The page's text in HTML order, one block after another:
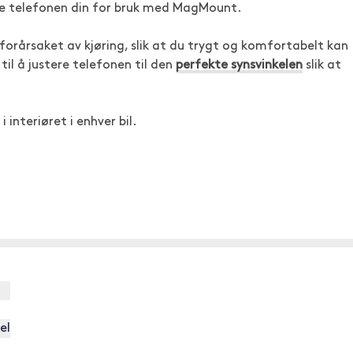
telefonen din for bruk med MagMount.
av kjøring, slik at du trygt og komfortabelt kan
til å justere telefonen til den perfekte synsvinkelen slik at
interiøret i enhver bil.